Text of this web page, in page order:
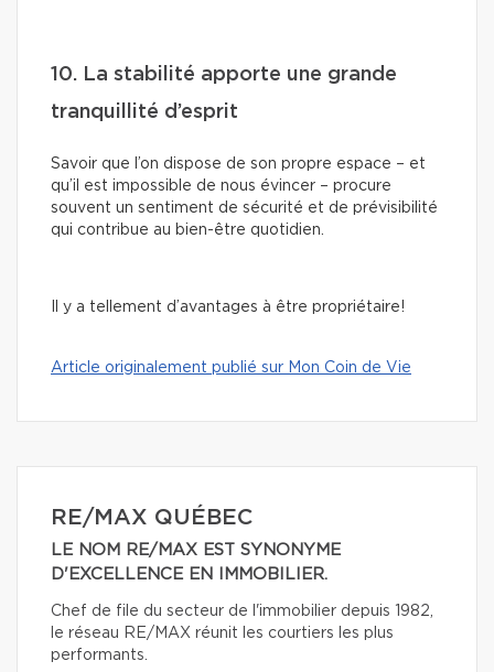
10. La stabilité apporte une grande
tranquillité d’esprit
Savoir que l’on dispose de son propre espace – et
qu’il est impossible de nous évincer – procure
souvent un sentiment de sécurité et de prévisibilité
qui contribue au bien-être quotidien.
Il y a tellement d’avantages à être propriétaire!
Article originalement publié sur Mon Coin de Vie
RE/MAX QUÉBEC
LE NOM RE/MAX EST SYNONYME
D'EXCELLENCE EN IMMOBILIER.
Chef de file du secteur de l'immobilier depuis 1982,
le réseau RE/MAX réunit les courtiers les plus
performants.